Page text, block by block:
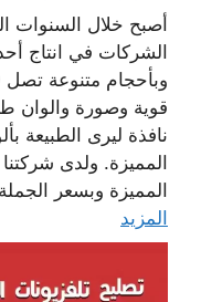
أصبح خلال السنوات
الشركات في انتاج
قوية وصورة والوان
نافذة ليرى الطبيعة
المميزة. ولدى
المميزة وبسعر
المزيد